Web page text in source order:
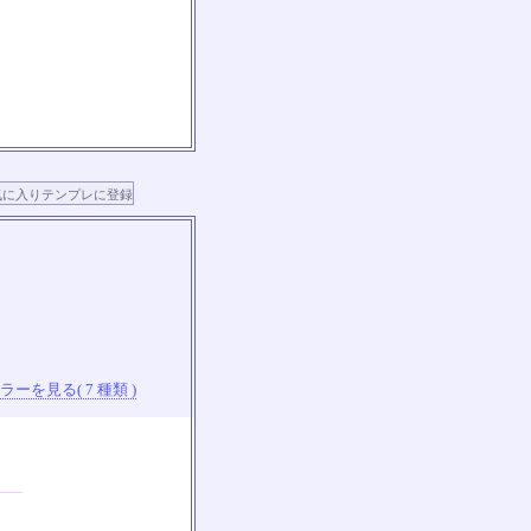
ーを見る( 7 種類 )